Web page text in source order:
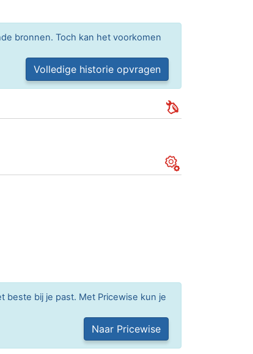
bronnen. Toch kan het voorkomen
Volledige historie opvragen
beste bij je past. Met Pricewise kun je
Naar Pricewise